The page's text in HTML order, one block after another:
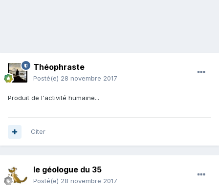
Théophraste
Posté(e) 28 novembre 2017
Produit de l'activité humaine...
Citer
le géologue du 35
Posté(e) 28 novembre 2017